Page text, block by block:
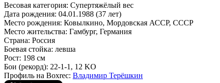
Весовая категория: Супертяжёлый вес
Дата рождения: 04.01.1988 (37 лет)
Место рождения: Ковылкино, Мордовская АССР, СССР
Место жительства: Гамбург, Германия
Страна: Россия
Боевая стойка: левша
Рост: 198 см
Бои (рекорд): 22-1-1, 12 KO
Профиль на Boxrec: Владимир Терёшкин